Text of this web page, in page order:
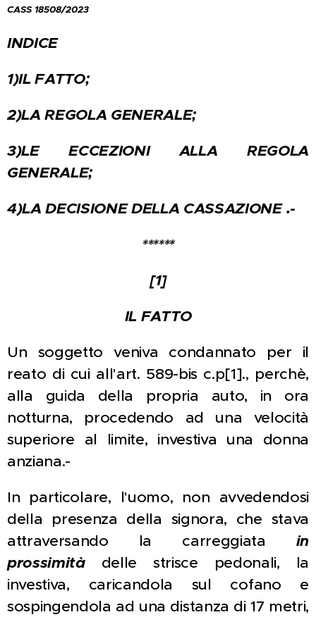
CASS 18508/2023
INDICE
1)IL FATTO;
2)LA REGOLA GENERALE;
3)LE ECCEZIONI ALLA REGOLA
GENERALE;
4)LA DECISIONE DELLA CASSAZIONE .-
******
[1]
IL FATTO
Un soggetto veniva condannato per il
reato di cui all'art. 589-bis c.p[1]., perchè,
alla guida della propria auto, in ora
notturna, procedendo ad una velocità
superiore al limite, investiva una donna
anziana.-
In particolare, l'uomo, non avvedendosi
della presenza della signora, che stava
attraversando la carreggiata in
prossimitàdelle strisce pedonali, la
investiva, caricandola sul cofano e
sospingendola ad una distanza di 17 metri,